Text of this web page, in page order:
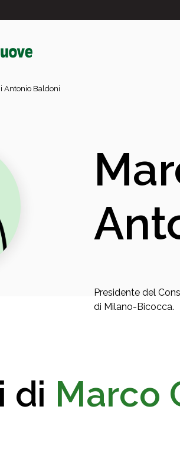
Antonio Baldoni
Presidente del
di Milano-Bicocca.
di Marco